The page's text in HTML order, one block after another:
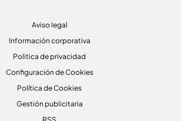
Aviso legal
Información corporativa
Politica de privacidad
Configuración de Cookies
Política de Cookies
Gestión publicitaria